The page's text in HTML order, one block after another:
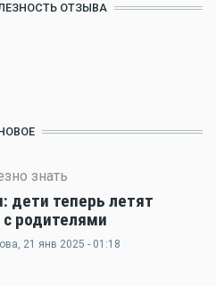
ОТЗЫВА
знать
дети теперь летят
родителями
, 21 янв 2025 - 01:18